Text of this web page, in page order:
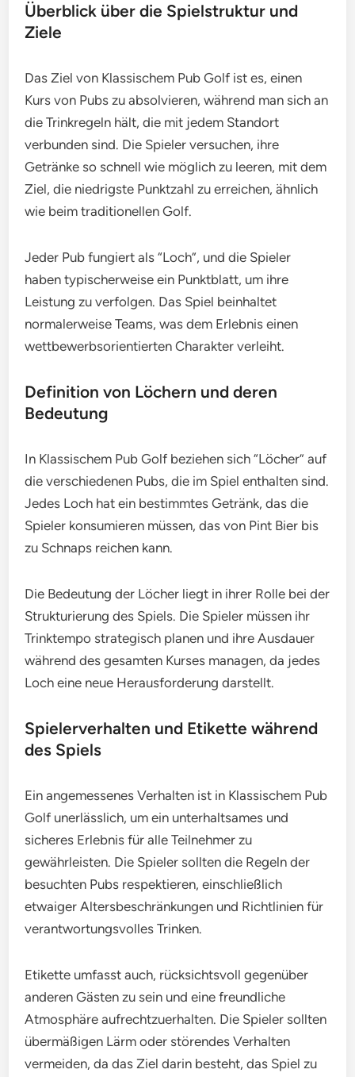
Überblick über die Spielstruktur und
Ziele
Das Ziel von Klassischem Pub Golf ist es, einen
Kurs von Pubs zu absolvieren, während man sich an
die Trinkregeln hält, die mit jedem Standort
verbunden sind. Die Spieler versuchen, ihre
Getränke so schnell wie möglich zu leeren, mit dem
Ziel, die niedrigste Punktzahl zu erreichen, ähnlich
wie beim traditionellen Golf.
Jeder Pub fungiert als “Loch”, und die Spieler
haben typischerweise ein Punktblatt, um ihre
Leistung zu verfolgen. Das Spiel beinhaltet
normalerweise Teams, was dem Erlebnis einen
wettbewerbsorientierten Charakter verleiht.
Definition von Löchern und deren
Bedeutung
In Klassischem Pub Golf beziehen sich “Löcher” auf
die verschiedenen Pubs, die im Spiel enthalten sind.
Jedes Loch hat ein bestimmtes Getränk, das die
Spieler konsumieren müssen, das von Pint Bier bis
zu Schnaps reichen kann.
Die Bedeutung der Löcher liegt in ihrer Rolle bei der
Strukturierung des Spiels. Die Spieler müssen ihr
Trinktempo strategisch planen und ihre Ausdauer
während des gesamten Kurses managen, da jedes
Loch eine neue Herausforderung darstellt.
Spielerverhalten und Etikette während
des Spiels
Ein angemessenes Verhalten ist in Klassischem Pub
Golf unerlässlich, um ein unterhaltsames und
sicheres Erlebnis für alle Teilnehmer zu
gewährleisten. Die Spieler sollten die Regeln der
besuchten Pubs respektieren, einschließlich
etwaiger Altersbeschränkungen und Richtlinien für
verantwortungsvolles Trinken.
Etikette umfasst auch, rücksichtsvoll gegenüber
anderen Gästen zu sein und eine freundliche
Atmosphäre aufrechtzuerhalten. Die Spieler sollten
übermäßigen Lärm oder störendes Verhalten
vermeiden, da das Ziel darin besteht, das Spiel zu